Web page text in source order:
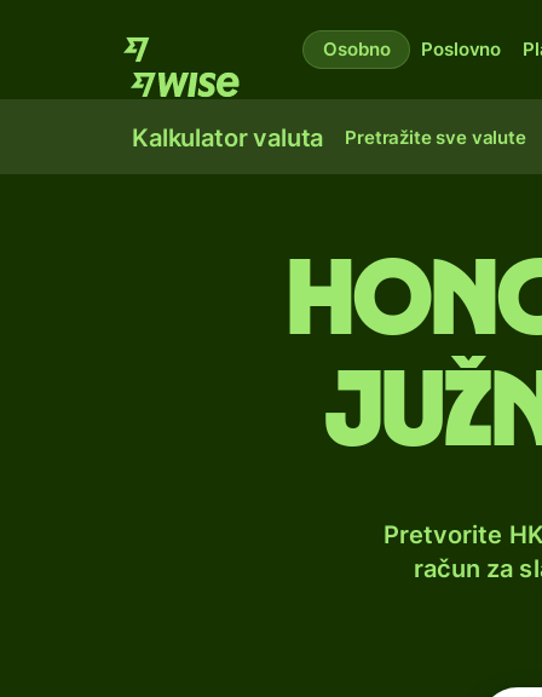
Osobno Poslovno
Kalkulator valuta Pretražite sve valute
Pretvorite
račun za